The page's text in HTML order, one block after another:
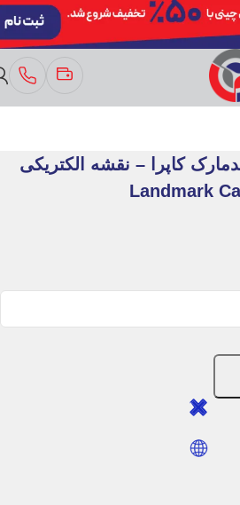
کاپرا – نقشه الکتریکی
Landmark